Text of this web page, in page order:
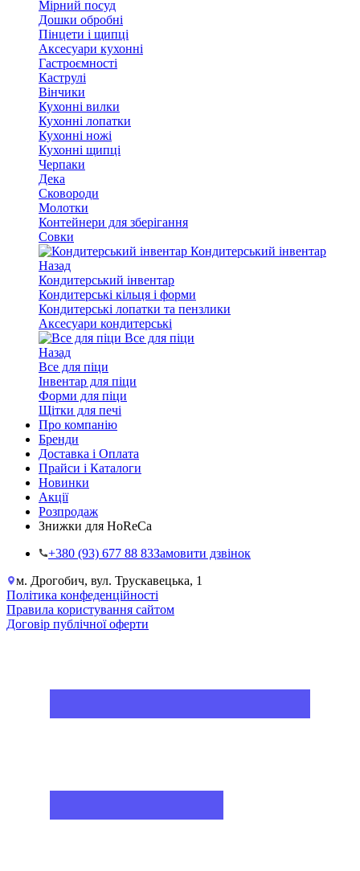
Мірний посуд
Дошки обробні
Пінцети і щипці
Аксесуари кухонні
Гастроємності
Каструлі
Вінчики
Кухонні вилки
Кухонні лопатки
Кухонні ножі
Кухонні щипці
Черпаки
Дека
Сковороди
Молотки
Контейнери для зберігання
Совки
Кондитерський інвентар
Назад
Кондитерський інвентар
Кондитерські кільця і форми
Кондитерські лопатки та пензлики
Аксесуари кондитерські
Все для піци
Назад
Все для піци
Інвентар для піци
Форми для піци
Щітки для печі
Про компанію
Бренди
Доставка і Оплата
Прайси і Каталоги
Новинки
Акції
Розпродаж
Знижки для HoReCa
+38‎0 (93) 677 88 83Замовити дзвінок
м. Дрогобич, вул. Трускавецька, 1
Політика конфеденційності
Правила користування сайтом
Договір публічної оферти